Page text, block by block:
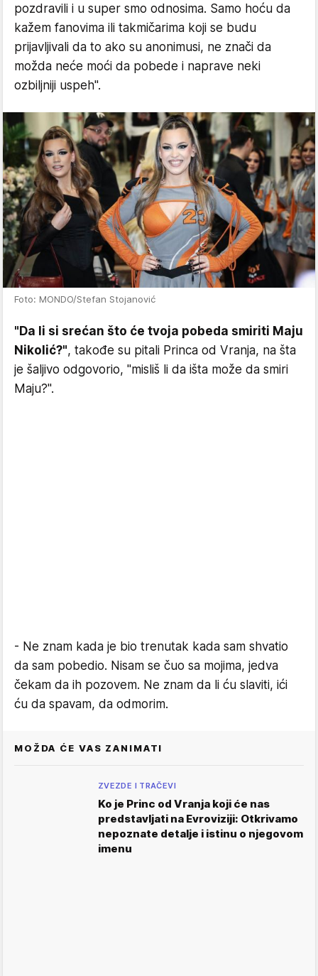
pozdravili i u super smo odnosima. Samo hoću da
kažem fanovima ili takmičarima koji se budu
prijavljivali da to ako su anonimusi, ne znači da
možda neće moći da pobede i naprave neki
ozbiljniji uspeh".
Foto: MONDO/Stefan Stojanović
"Da li si srećan što će tvoja pobeda smiriti Maju
Nikolić?", takođe su pitali Princa od Vranja, na šta
je šaljivo odgovorio, "misliš li da išta može da smiri
Maju?".
- Ne znam kada je bio trenutak kada sam shvatio
da sam pobedio. Nisam se čuo sa mojima, jedva
čekam da ih pozovem. Ne znam da li ću slaviti, ići
ću da spavam, da odmorim.
MOŽDA ĆE VAS ZANIMATI
ZVEZDE I TRAČEVI
Ko je Princ od Vranja koji će nas
predstavljati na Evroviziji: Otkrivamo
nepoznate detalje i istinu o njegovom
imenu